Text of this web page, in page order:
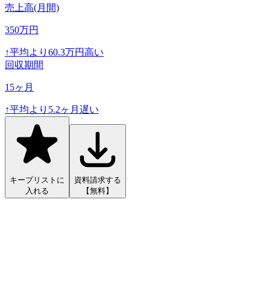
売上高(月間)
350万円
↑平均より 60.3万円高い
回収期間
15ヶ月
↑平均より 5.2ヶ月遅い
キープリストに
入れる
資料請求する
【無料】